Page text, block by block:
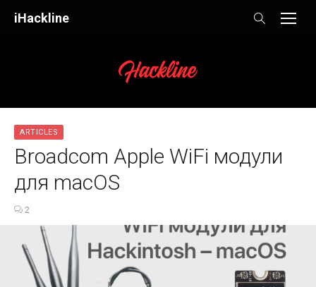
iHackline
ARTICLES
Broadcom Apple WiFi модули
для macOS
2